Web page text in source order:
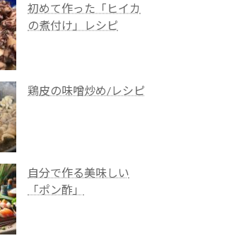
初めて作った「ヒイカ
の煮付け」レシピ
鶏皮の味噌炒め/レシピ
自分で作る美味しい
「ポン酢」